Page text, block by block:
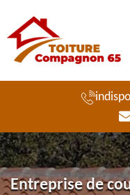
Entreprise de